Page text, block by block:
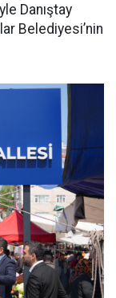
Danıştay
Belediyesi’nin